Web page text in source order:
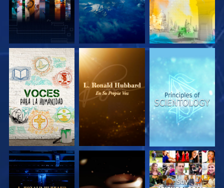
EXPLORA LAS
SERIES
EXPLORA LAS
SERIES
EXPLORA LAS
SERIES
EXPLORA LAS EXPLORA LAS VE